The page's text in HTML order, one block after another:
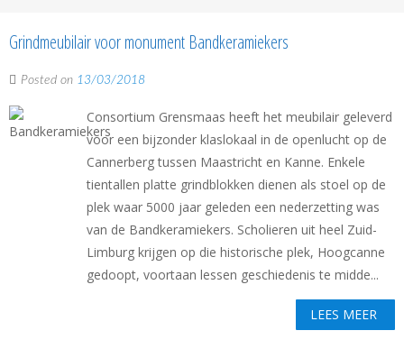
Grindmeubilair voor monument Bandkeramiekers
Posted on 13/03/2018
Consortium Grensmaas heeft het meubilair geleverd
voor een bijzonder klaslokaal in de openlucht op de
Cannerberg tussen Maastricht en Kanne. Enkele
tientallen platte grindblokken dienen als stoel op de
plek waar 5000 jaar geleden een nederzetting was
van de Bandkeramiekers. Scholieren uit heel Zuid-
Limburg krijgen op die historische plek, Hoogcanne
gedoopt, voortaan lessen geschiedenis te midde...
LEES MEER